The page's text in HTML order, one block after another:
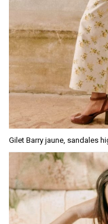
Gilet Barry jaune, sandales